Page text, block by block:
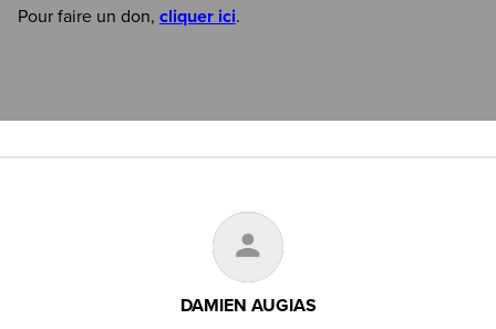
Pour faire un don, cliquer ici.
DAMIEN AUGIAS